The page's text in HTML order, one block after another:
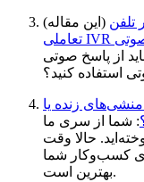
(این مقاله) صوتی
از پاسخ صوتی
استفاده کنید؟
زنده یا
: شما از سری ما
حالا وقت
کسب‌وکار شما
بهترین است.